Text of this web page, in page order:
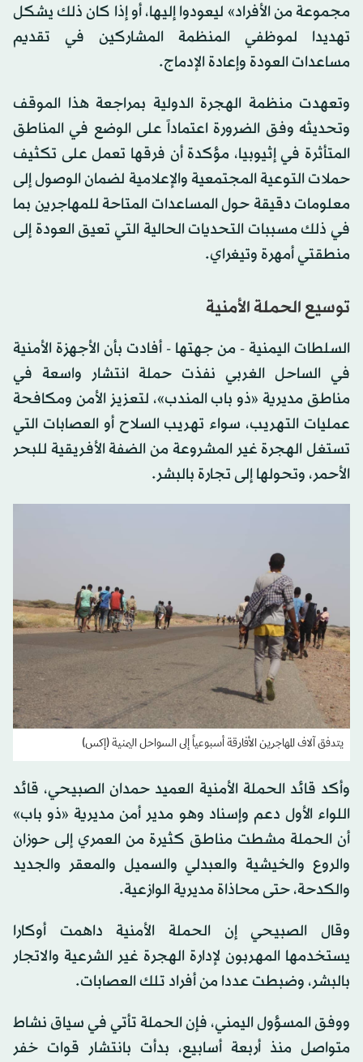
مجموعة من الأفراد» ليعودوا إليها، أو إذا كان ذلك يشكل
تهديدا لموظفي المنظمة المشاركين في تقديم
مساعدات العودة وإعادة الإدماج.
وتعهدت منظمة الهجرة الدولية بمراجعة هذا الموقف
وتحديثه وفق الضرورة اعتماداً على الوضع في المناطق
المتأثرة في إثيوبيا، مؤكدة أن فرقها تعمل على تكثيف
حملات التوعية المجتمعية والإعلامية لضمان الوصول إلى
معلومات دقيقة حول المساعدات المتاحة للمهاجرين بما
في ذلك مسببات التحديات الحالية التي تعيق العودة إلى
منطقتي أمهرة وتيغراي.
توسيع الحملة الأمنية
السلطات اليمنية - من جهتها - أفادت بأن الأجهزة الأمنية
في الساحل الغربي نفذت حملة انتشار واسعة في
مناطق مديرية «ذو باب المندب»، لتعزيز الأمن ومكافحة
عمليات التهريب، سواء تهريب السلاح أو العصابات التي
تستغل الهجرة غير المشروعة من الضفة الأفريقية للبحر
الأحمر، وتحولها إلى تجارة بالبشر.
يتدفق آلاف المهاجرين الأفارقة أسبوعياً إلى السواحل اليمنية (إكس)
وأكد قائد الحملة الأمنية العميد حمدان الصبيحي، قائد
اللواء الأول دعم وإسناد وهو مدير أمن مديرية «ذو باب»
أن الحملة مشطت مناطق كثيرة من العمري إلى حوزان
والروع والخيشية والعبدلي والسميل والمعقر والجديد
والكدحة، حتى محاذاة مديرية الوازعية.
وقال الصبيحي إن الحملة الأمنية داهمت أوكارا
يستخدمها المهربون لإدارة الهجرة غير الشرعية والاتجار
بالبشر، وضبطت عددا من أفراد تلك العصابات.
ووفق المسؤول اليمني، فإن الحملة تأتي في سياق نشاط
متواصل منذ أربعة أسابيع، بدأت بانتشار قوات خفر